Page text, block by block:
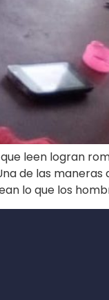
que leen logran
de las
lo que los